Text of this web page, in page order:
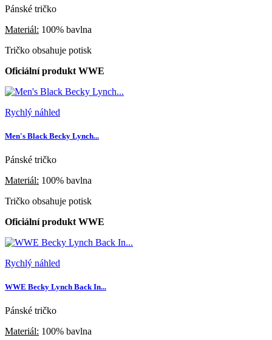
Pánské tričko
Materiál: 100% bavlna
Tričko obsahuje potisk
Oficiální produkt WWE
Rychlý náhled
Men's Black Becky Lynch...
Pánské tričko
Materiál: 100% bavlna
Tričko obsahuje potisk
Oficiální produkt WWE
Rychlý náhled
WWE Becky Lynch Back In...
Pánské tričko
Materiál: 100% bavlna